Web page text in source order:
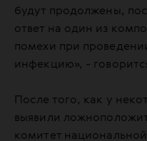
будут продолжены,
ответ на один из
помехи при
инфекцию», -
После того, как у
выявили
комитет